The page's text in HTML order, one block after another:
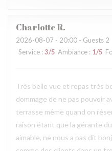
CharlotteR
2026-08-07 - 20:00 - Guests 2
Service : 3/5 Ambiance : 1/5
Très belle vue et repas très
dommage de ne pas pouvoir
terrasse même quand on
raison étant que la gérante
aimable, ne nous a pas dit